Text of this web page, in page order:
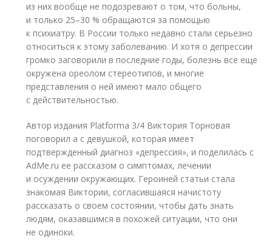
из них вообще не подозревают о том, что больны,
и только 25–30 % обращаются за помощью
к психиатру. В России только недавно стали серьезно
относиться к этому заболеванию. И хотя о депрессии
громко заговорили в последние годы, болезнь все еще
окружена ореолом стереотипов, и многие
представления о ней имеют мало общего
с действительностью.
Автор издания Platforma 3/4 Виктория Торновая
поговорил а с девушкой, которая имеет
подтвержденный диагноз «депрессия», и поделилась с
AdMe.ru ее рассказом о симптомах, лечении
и осуждении окружающих. Героиней статьи стала
знакомая Виктории, согласившаяся начистоту
рассказать о своем состоянии, чтобы дать знать
людям, оказавшимся в похожей ситуации, что они
не одиноки.